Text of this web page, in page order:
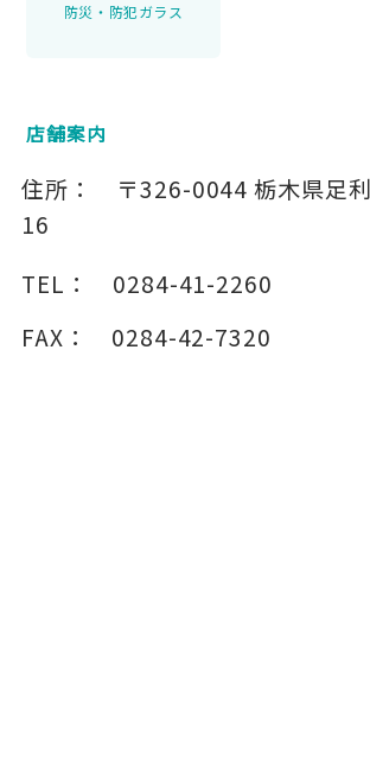
防災・防犯ガラス
店舗案内
住所： 〒326-0044 栃木県足
16
TEL：
0284-41-2260
FAX：
0284-42-7320